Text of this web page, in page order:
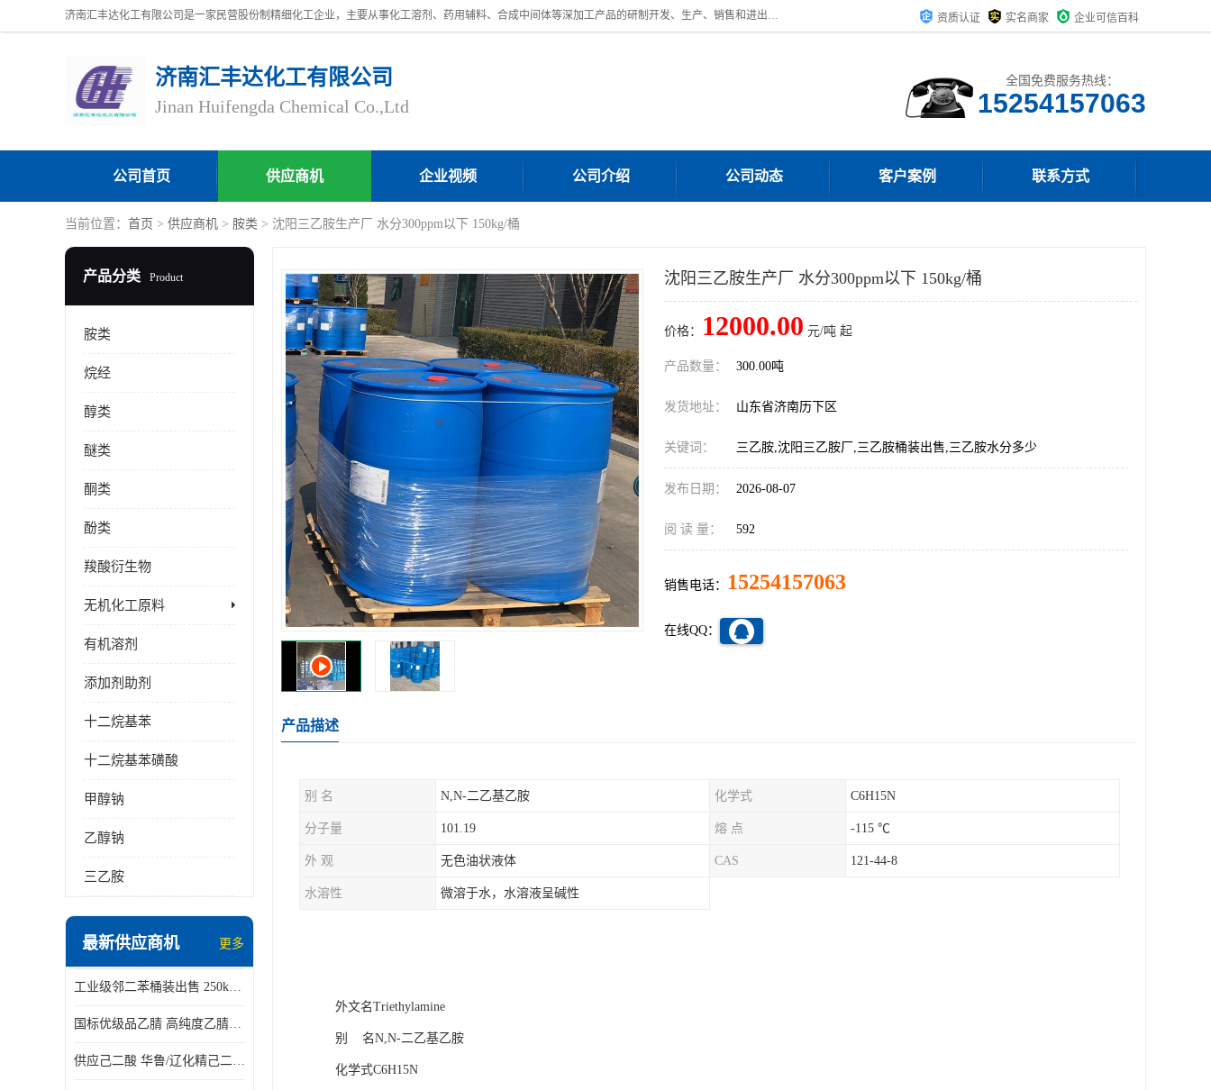
济南汇丰达化工有限公司是一家民营股份制精细化工企业，主要从事化工溶剂、药用辅料、合成中间体等深加工产品的研制开发、生产、销售和进出口贸易。主营产品：环氧丙烷，十二烷基苯，甲基磺酸，磺酸，DMF，DMAC，甘油，苯甲醇，乙酰氯，甲基丙烯酸，甲基丙烯酸甲酯，叔丁醇，异辛酸，二乙烯三胺，一乙，二乙‎，三乙醇胺，原乙酸三甲酯等化工产品及中间体。欢迎各界朋友洽谈咨询业务。 资质认证 实名商家 企业可信百科
济南汇丰达化工有限公司
Jinan Huifengda Chemical Co.,Ltd
全国免费服务热线：
15254157063
公司首页 供应商机 企业视频 公司介绍 公司动态 客户案例 联系方式
当前位置： 首页 > 供应商机 > 胺类 > 沈阳三乙胺生产厂 水分300ppm以下 150kg/桶
产品分类 Product
胺类
烷经
醇类
醚类
酮类
酚类
羧酸衍生物
无机化工原料
有机溶剂
添加剂助剂
十二烷基苯
十二烷基苯磺酸
甲醇钠
乙醇钠
三乙胺
最新供应商机 更多
工业级邻二苯桶装出售 250kg/桶 95-50-1
国标优级品乙腈 高纯度乙腈桶装现货160kg桶
供应己二酸 华鲁/辽化精己二酸 大包装可分小包装现货
沈阳三乙胺生产厂 水分300ppm以下 150kg/桶
价格： 12000.00 元/吨 起
产品数量： 300.00吨
发货地址： 山东省济南历下区
关键词： 三乙胺,沈阳三乙胺厂,三乙胺桶装出售,三乙胺水分多少
发布日期： 2026-08-07
阅 读 量： 592
销售电话： 15254157063
在线QQ：
产品描述
别 名 N,N-二乙基乙胺 化学式 C6H15N
分子量 101.19 熔 点 -115 ℃
外 观 无色油状液体 CAS 121-44-8
水溶性 微溶于水，水溶液呈碱性
外文名Triethylamine
别 名N,N-二乙基乙胺
化学式C6H15N